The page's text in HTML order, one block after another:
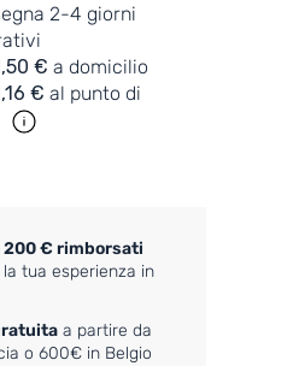
2-4 giorni
€ a domicilio
€ al punto di
200 € rimborsati
tua esperienza in
a partire da
o 600€ in Belgio